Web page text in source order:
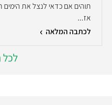
תוהים אם כדאי לנצל את הימים
אז...
לכתבה המלאה